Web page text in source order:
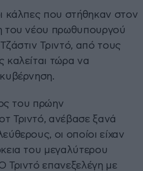
κάλπες που στήθηκαν στον
του νέου πρωθυπουργού
Τριντό, από τους
καλείται τώρα να
του πρώην
Τριντό, ανέβασε ξανά
οι οποίοι είχαν
του μεγαλύτερου
επανεξελέγη με